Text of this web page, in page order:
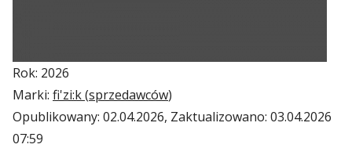
Rok: 2026
Marki: fi'zi:k (sprzedawców)
Opublikowany: 02.04.2026, Zaktualizowano: 03.04.2026
07:59